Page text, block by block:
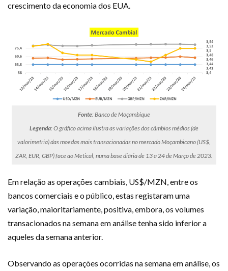
crescimento da economia dos EUA.
Fonte: Banco de Moçambique
Legenda: O gráfico acima ilustra as variações dos câmbios médios (de
valorimetria) das moedas mais transacionadas no mercado Moçambicano (US$,
ZAR, EUR, GBP) face ao Metical, numa base diária de 13 a 24 de Março de 2023.
Em relação as operações cambiais, US$/MZN, entre os
bancos comerciais e o público, estas registaram uma
variação, maioritariamente, positiva, embora, os volumes
transacionados na semana em análise tenha sido inferior a
aqueles da semana anterior.
Observando as operações ocorridas na semana em análise, os